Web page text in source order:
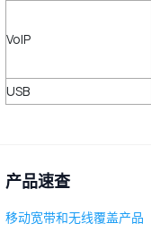
VoIP
USB
产品速查
移动宽带和无线覆盖产品